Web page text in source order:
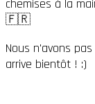
chemises à la
🇫🇷
Nous n'avons
arrive bientôt ! :)